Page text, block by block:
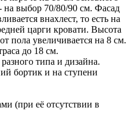
на выбор 70/80/90 см. Фасад
внахлест, то есть на
царги кровати. Высота
пола увеличивается на 8 см.
до 18 см.
типа и дизайна.
бортик и на ступени
(при её отсутствии в